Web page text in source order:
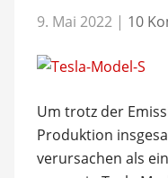
9. Mai 2022 | 10
Um trotz der
Produktion
verursachen als